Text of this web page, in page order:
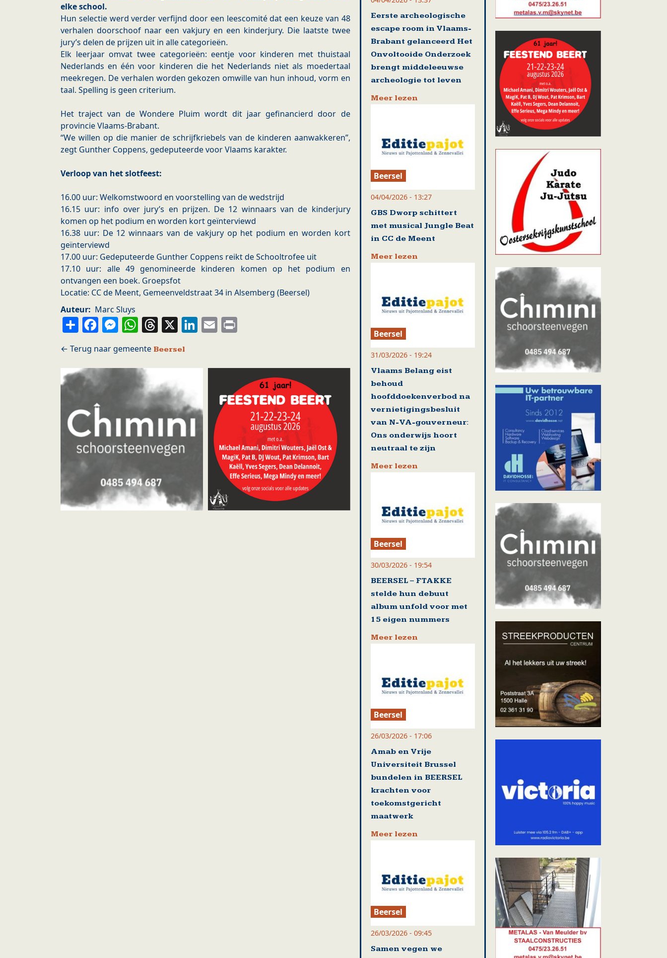
elke school. ​
​Hun selectie werd verder verfijnd door een leescomité dat een keuze van 48
verhalen doorschoof naar een vakjury en een kinderjury. Die laatste twee
jury’s delen de prijzen uit in alle categorieën. ​
​Elk leerjaar omvat twee categorieën: eentje voor kinderen met thuistaal
Nederlands en één voor kinderen die het Nederlands niet als moedertaal
meekregen. De verhalen worden gekozen omwille van hun inhoud, vorm en
taal. Spelling is geen criterium.
​Het traject van de Wondere Pluim wordt dit jaar gefinancierd door de
provincie Vlaams-Brabant.
​“We willen op die manier de schrijfkriebels van de kinderen aanwakkeren”,
zegt Gunther Coppens, gedeputeerde voor Vlaams karakter.
Verloop van het slotfeest:
​16.00 uur: Welkomstwoord en voorstelling van de wedstrijd
16.15 uur: info over jury’s en prijzen. De 12 winnaars van de kinderjury
komen op het podium en worden kort geïnterviewd
16.38 uur: De 12 winnaars van de vakjury op het podium en worden kort
geïnterviewd
17.00 uur: Gedeputeerde Gunther Coppens reikt de Schooltrofee uit
​17.10 uur: alle 49 genomineerde kinderen komen op het podium en
ontvangen een boek. Groepsfot
Locatie: CC de Meent, Gemeenveldstraat 34 in Alsemberg (Beersel)
Auteur
Marc Sluys
ShareFacebook
Messenger
WhatsApp
Threads
X LinkedIn
Email
Beersel
Eerste archeologische
escape room in Vlaams-
Brabant gelanceerd Het
Onvoltooide Onderzoek
brengt middeleeuwse
archeologie tot leven
Meer lezen
Beersel
04/04/2026 - 13:27
GBS Dworp schittert
met musical Jungle Beat
in CC de Meent
Meer lezen
Beersel
31/03/2026 - 19:24
Vlaams Belang eist
behoud
hoofddoekenverbod na
vernietigingsbesluit
van N-VA-gouverneur:
Ons onderwijs hoort
neutraal te zijn
Meer lezen
Beersel
30/03/2026 - 19:54
BEERSEL – FTAKKE
stelde hun debuut
album unfold voor met
15 eigen nummers
Meer lezen
Beersel
26/03/2026 - 17:06
Amab en Vrije
Universiteit Brussel
bundelen in BEERSEL
krachten voor
toekomstgericht
maatwerk
Meer lezen
Beersel
26/03/2026 - 09:45
Samen vegen we